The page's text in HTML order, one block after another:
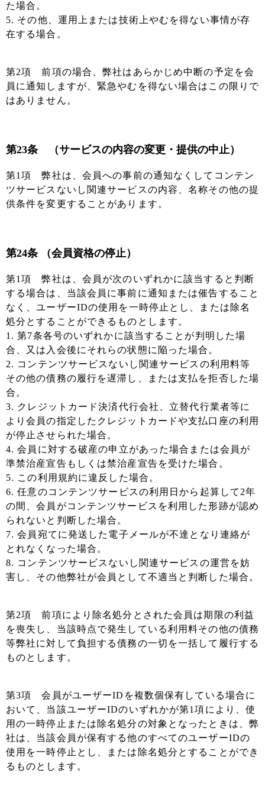
た場合。
5. その他、運用上または技術上やむを得ない事情が存
在する場合。
第2項 前項の場合、弊社はあらかじめ中断の予定を会
員に通知しますが、緊急やむを得ない場合はこの限りで
はありません。
第23条 （サービスの内容の変更・提供の中止）
第1項 弊社は、会員への事前の通知なくしてコンテン
ツサービスないし関連サービスの内容、名称その他の提
供条件を変更することがあります。
第24条 （会員資格の停止）
第1項 弊社は、会員が次のいずれかに該当すると判断
する場合は、当該会員に事前に通知または催告すること
なく、ユーザーIDの使用を一時停止とし、または除名
処分とすることができるものとします。
1. 第7条各号のいずれかに該当することが判明した場
合、又は入会後にそれらの状態に陥った場合。
2. コンテンツサービスないし関連サービスの利用料等
その他の債務の履行を遅滞し、または支払を拒否した場
合。
3. クレジットカード決済代行会社、立替代行業者等に
より会員の指定したクレジットカードや支払口座の利用
が停止させられた場合。
4. 会員に対する破産の申立があった場合または会員が
準禁治産宣告もしくは禁治産宣告を受けた場合。
5. この利用規約に違反した場合。
6. 任意のコンテンツサービスの利用日から起算して2年
の間、会員がコンテンツサービスを利用した形跡が認め
られないと判断した場合。
7. 会員宛てに発送した電子メールが不達となり連絡が
とれなくなった場合。
8. コンテンツサービスないし関連サービスの運営を妨
害し、その他弊社が会員として不適当と判断した場合。
第2項 前項により除名処分とされた会員は期限の利益
を喪失し、当該時点で発生している利用料その他の債務
等弊社に対して負担する債務の一切を一括して履行する
ものとします。
第3項 会員がユーザーIDを複数個保有している場合に
おいて、当該ユーザーIDのいずれかが第1項により、使
用の一時停止または除名処分の対象となったときは、弊
社は、当該会員が保有する他のすべてのユーザーIDの
使用を一時停止とし、または除名処分とすることができ
るものとします。